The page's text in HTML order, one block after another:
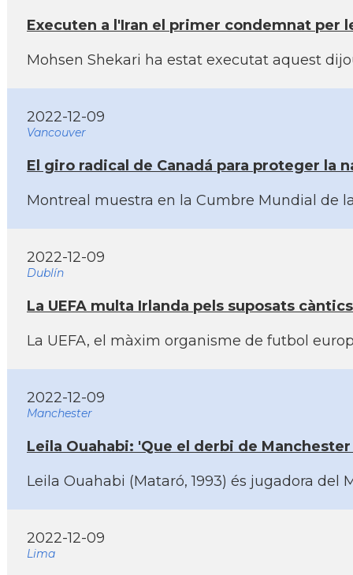
Executen a l'Iran el primer condemnat per
Mohsen Shekari ha estat executat aquest
2022-12-09
Vancouver
El giro radical de Canadá para proteger la
Montreal muestra en la Cumbre Mundial de
2022-12-09
Dublín
La UEFA multa Irlanda pels suposats
La UEFA, el màxim organisme de futbol
2022-12-09
Manchester
Leila Ouahabi: 'Que el derbi de
Leila Ouahabi (Mataró, 1993) és jugadora
2022-12-09
Lima